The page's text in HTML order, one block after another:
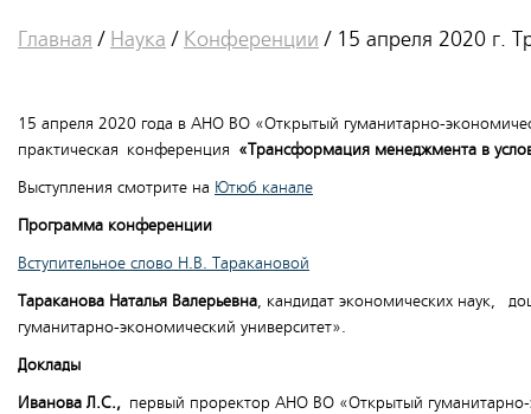
Главная / Наука / Конференции / 15 апреля 2020 г.
15 апреля 2020 года в АНО ВО «Открытый гуманитарно-
практическая конференция «Трансформация менеджмента в
Выступления смотрите на Ютюб канале
Программа конференции
Вступительное слово Н.В. Таракановой
Тараканова Наталья Валерьевна, кандидат экономических наук,
гуманитарно-экономический университет».
Доклады
Иванова Л.С., первый проректор АНО ВО «Открытый гуманитарно-